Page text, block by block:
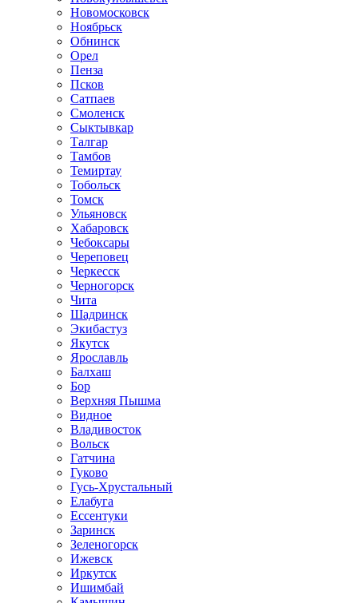
Новомосковск
Ноябрьск
Обнинск
Орел
Пенза
Псков
Сатпаев
Смоленск
Сыктывкар
Талгар
Тамбов
Темиртау
Тобольск
Томск
Ульяновск
Хабаровск
Чебоксары
Череповец
Черкесск
Черногорск
Чита
Шадринск
Экибастуз
Якутск
Ярославль
Балхаш
Бор
Верхняя Пышма
Видное
Владивосток
Вольск
Гатчина
Гуково
Гусь-Хрустальный
Елабуга
Ессентуки
Заринск
Зеленогорск
Ижевск
Иркутск
Ишимбай